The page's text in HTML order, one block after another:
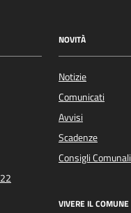
NOVITÀ
Notizie
Comunicati
Avvisi
Scadenze
Consigli Comunali
VIVERE IL COMUNE